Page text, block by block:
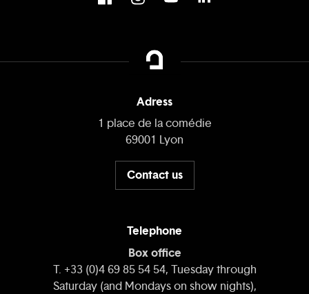
Adress
1 place de la comédie
69001 Lyon
Contact us
Telephone
Box office
T. +33 (0)4 69 85 54 54, Tuesday through
Saturday (and Mondays on show nights),